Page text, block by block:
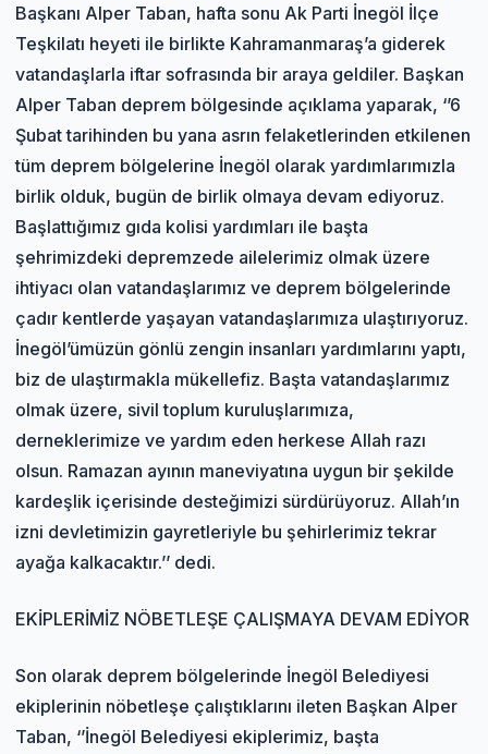
Başkanı Alper Taban, hafta sonu Ak Parti İnegöl İlçe
Teşkilatı heyeti ile birlikte Kahramanmaraş’a giderek
vatandaşlarla iftar sofrasında bir araya geldiler. Başkan
Alper Taban deprem bölgesinde açıklama yaparak, ‘’6
Şubat tarihinden bu yana asrın felaketlerinden etkilenen
tüm deprem bölgelerine İnegöl olarak yardımlarımızla
birlik olduk, bugün de birlik olmaya devam ediyoruz.
Başlattığımız gıda kolisi yardımları ile başta
şehrimizdeki depremzede ailelerimiz olmak üzere
ihtiyacı olan vatandaşlarımız ve deprem bölgelerinde
çadır kentlerde yaşayan vatandaşlarımıza ulaştırıyoruz.
İnegöl’ümüzün gönlü zengin insanları yardımlarını yaptı,
biz de ulaştırmakla mükellefiz. Başta vatandaşlarımız
olmak üzere, sivil toplum kuruluşlarımıza,
derneklerimize ve yardım eden herkese Allah razı
olsun. Ramazan ayının maneviyatına uygun bir şekilde
kardeşlik içerisinde desteğimizi sürdürüyoruz. Allah’ın
izni devletimizin gayretleriyle bu şehirlerimiz tekrar
ayağa kalkacaktır.’’ dedi.
EKİPLERİMİZ NÖBETLEŞE ÇALIŞMAYA DEVAM EDİYOR
Son olarak deprem bölgelerinde İnegöl Belediyesi
ekiplerinin nöbetleşe çalıştıklarını ileten Başkan Alper
Taban, ‘’İnegöl Belediyesi ekiplerimiz, başta